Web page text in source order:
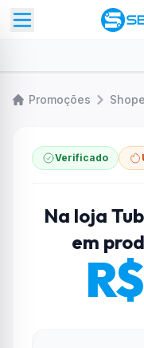
Promoções
Verificado
Na loja
em